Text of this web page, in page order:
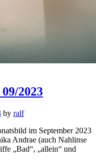
2023
by ralf
im September 2023
Andrae (auch Nahlinse
„Bad“, „allein“ und